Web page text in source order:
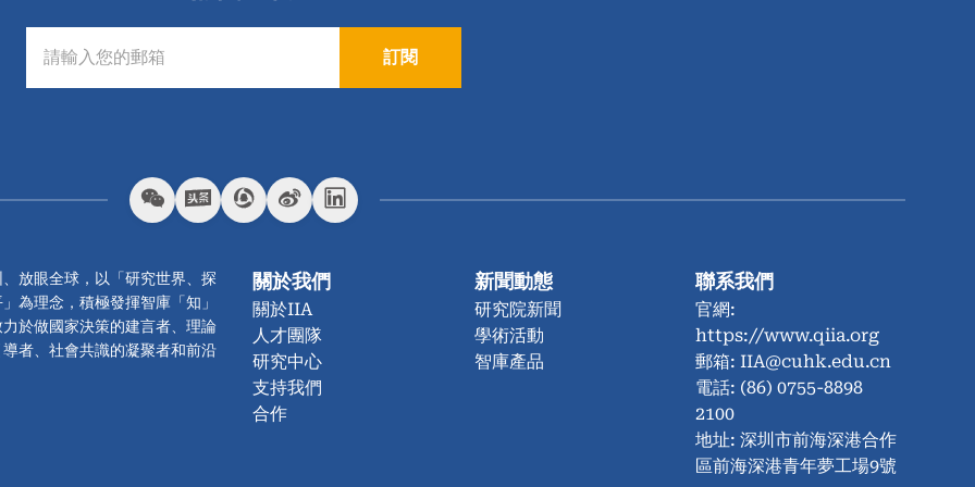
訂閱
放眼全球，以「研究世界、探
為理念，積極發揮智庫「知」
於做國家決策的建言者、理論
者、社會共識的凝聚者和前沿
關於我們
關於IIA
人才團隊
研究中心
支持我們
合作
新聞動態
研究院新聞
學術活動
智庫產品
聯系我們
官網:
https://www.qiia.org
郵箱: IIA@cuhk.edu.cn
電話: (86) 0755-8898
2100
地址: 深圳市前海深港合作
區前海深港青年夢工場9號